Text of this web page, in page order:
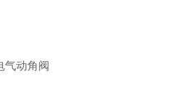
气动角阀